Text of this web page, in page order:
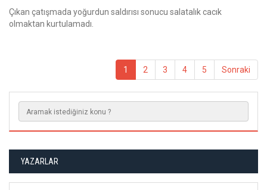
Çıkan çatışmada yoğurdun saldırısı sonucu salatalık cacık
olmaktan kurtulamadı.
1 2 3 4 5 Sonraki
YAZARLAR